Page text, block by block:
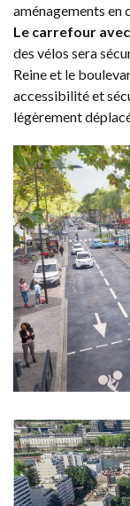
aménagements en
Le carrefour
des vélos sera
Reine et le
accessibilité et
légèrement